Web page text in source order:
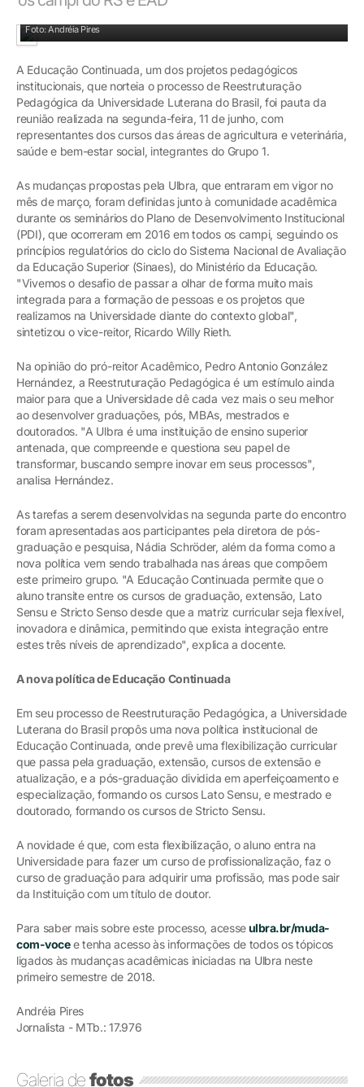
Foto: Andréia Pires
A Educação Continuada, um dos projetos pedagógicos
institucionais, que norteia o processo de Reestruturação
Pedagógica da Universidade Luterana do Brasil, foi pauta da
reunião realizada na segunda-feira, 11 de junho, com
representantes dos cursos das áreas de agricultura e veterinária,
saúde e bem-estar social, integrantes do Grupo 1.
As mudanças propostas pela Ulbra, que entraram em vigor no
mês de março, foram definidas junto à comunidade acadêmica
durante os seminários do Plano de Desenvolvimento Institucional
(PDI), que ocorreram em 2016 em todos os campi, seguindo os
princípios regulatórios do ciclo do Sistema Nacional de Avaliação
da Educação Superior (Sinaes), do Ministério da Educação.
"Vivemos o desafio de passar a olhar de forma muito mais
integrada para a formação de pessoas e os projetos que
realizamos na Universidade diante do contexto global",
sintetizou o vice-reitor, Ricardo Willy Rieth.
Na opinião do pró-reitor Acadêmico, Pedro Antonio González
Hernández, a Reestruturação Pedagógica é um estímulo ainda
maior para que a Universidade dê cada vez mais o seu melhor
ao desenvolver graduações, pós, MBAs, mestrados e
doutorados. "A Ulbra é uma instituição de ensino superior
antenada, que compreende e questiona seu papel de
transformar, buscando sempre inovar em seus processos",
analisa Hernández.
As tarefas a serem desenvolvidas na segunda parte do encontro
foram apresentadas aos participantes pela diretora de pós-
graduação e pesquisa, Nádia Schröder, além da forma como a
nova política vem sendo trabalhada nas áreas que compõem
este primeiro grupo. "A Educação Continuada permite que o
aluno transite entre os cursos de graduação, extensão, Lato
Sensu e Stricto Senso desde que a matriz curricular seja flexível,
inovadora e dinâmica, permitindo que exista integração entre
estes três níveis de aprendizado", explica a docente.
A nova política de Educação Continuada
Em seu processo de Reestruturação Pedagógica, a Universidade
Luterana do Brasil propôs uma nova política institucional de
Educação Continuada, onde prevê uma flexibilização curricular
que passa pela graduação, extensão, cursos de extensão e
atualização, e a pós-graduação dividida em aperfeiçoamento e
especialização, formando os cursos Lato Sensu, e mestrado e
doutorado, formando os cursos de Stricto Sensu.
A novidade é que, com esta flexibilização, o aluno entra na
Universidade para fazer um curso de profissionalização, faz o
curso de graduação para adquirir uma profissão, mas pode sair
da Instituição com um título de doutor.
Para saber mais sobre este processo, acesseulbra.br/muda-
com-vocee tenha acesso às informações de todos os tópicos
ligados às mudanças acadêmicas iniciadas na Ulbra neste
primeiro semestre de 2018.
Andréia Pires
Jornalista - MTb.: 17.976
Galeria defotos